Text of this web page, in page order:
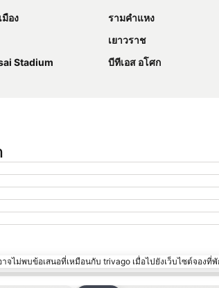
อง
รามคำแหง
เยาวราช
Stadium
บีทีเอส อโศก
ไม่พบข้อเสนอที่เหมือนกับ trivago เมื่อไปยังเว็บไซต์จองที่